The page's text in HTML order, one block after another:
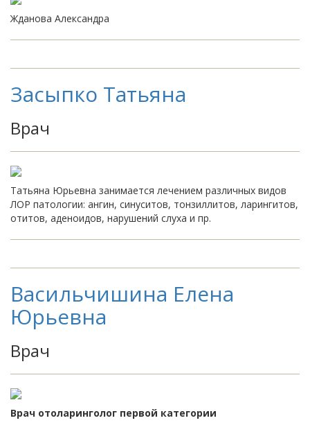
Жданова Александра
Засыпко Татьяна
Врач
Татьяна Юрьевна занимается лечением различных видов
ЛОР патологии: ангин, синуситов, тонзиллитов, ларингитов,
отитов, аденоидов, нарушений слуха и пр.
Васильчишина Елена
Юрьевна
Врач
Врач отоларинголог первой категории